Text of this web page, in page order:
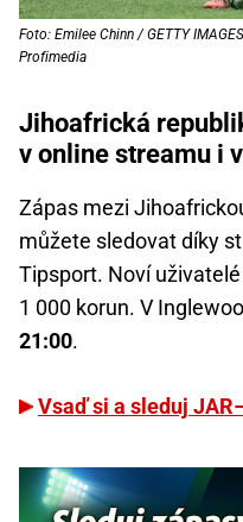
Foto: Emilee Chinn / GETTY
Profimedia
Jihoafrická
v online streamu i
Zápas mezi
můžete sledovat díky
Tipsport. Noví
1 000 korun. V
21:00.
Vsaď si a sleduj